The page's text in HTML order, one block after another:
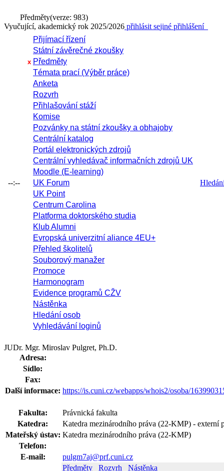
Předměty(verze: 983)
Vyučující, akademický rok 2025/2026 přihlásit sejiné přihlášení
--:--
Přijímací řízení
Státní závěrečné zkoušky
x Předměty
Témata prací (Výběr práce)
Anketa
Rozvrh
Přihlašování stáží
Komise
Pozvánky na státní zkoušky a obhajoby
Centrální katalog
Portál elektronických zdrojů
Centrální vyhledávač informačních zdrojů UK
Moodle (E-learning)
UK Forum
UK Point
Centrum Carolina
Platforma doktorského studia
Klub Alumni
Evropská univerzitní aliance 4EU+
Přehled školitelů
Souborový manažer
Promoce
Harmonogram
Evidence programů CŽV
Nástěnka
Hledání osob
Vyhledávání loginů
JUDr. Mgr. Miroslav Pulgret, Ph.D.
Adresa:
Sídlo:
Fax:
Další informace: https://is.cuni.cz/webapps/whois2/osoba/
Fakulta:
Právnická fakulta
Katedra:
Katedra mezinárodního práva (22-KMP) - externí
Mateřský ústav: Katedra mezinárodního práva (22-KMP)
Telefon:
E-mail:
pulgm7aj@prf.cuni.cz
Předměty
Rozvrh Nástěnka